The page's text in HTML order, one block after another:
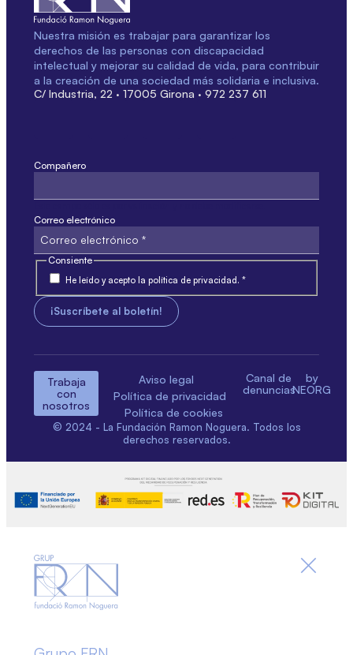
Nuestra misión es trabajar para garantizar los
derechos de las personas con discapacidad
intelectual y mejorar su calidad de vida, para contribuir
a la creación de una sociedad más solidaria e inclusiva.
C/ Industria, 22 · 17005 Girona · 972 237 611
Compañero
Correo electrónico
Consiente
He leído y acepto la política de privacidad. *
Trabaja
con
nosotros
Aviso legal
Política de privacidad
Política de cookies
Canal de
denuncias
by
NEORG
© 2024 - La Fundación Ramon Noguera. Todos los
derechos reservados.